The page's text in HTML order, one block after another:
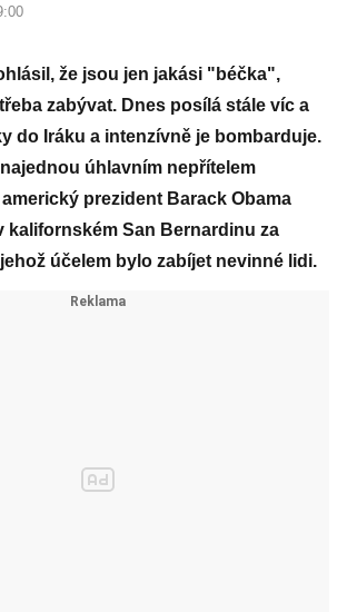
že jsou jen jakási "béčka",
zabývat. Dnes posílá stále víc a
do Iráku a intenzívně je bombarduje.
úhlavním nepřítelem
prezident Barack Obama
kalifornském San Bernardinu za
účelem bylo zabíjet nevinné lidi.